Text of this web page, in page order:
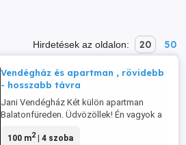
Hirdetések az oldalon: 20 50
Vendégház és apartman , rövidebb
- hosszabb távra
Jani Vendégház Két külön apartman
Balatonfüreden. Üdvözöllek! Én vagyok a
kínálom neked ezt a csendes, barátságos
100 m2| 4 szoba